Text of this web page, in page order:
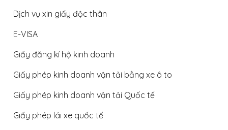
Dịch vụ xin giấy độc thân
E-VISA
Giấy đăng kí hộ kinh doanh
Giấy phép kinh doanh vận tải bằng xe ô to
Giấy phép kinh doanh vận tải Quốc tế
Giấy phép lái xe quốc tế